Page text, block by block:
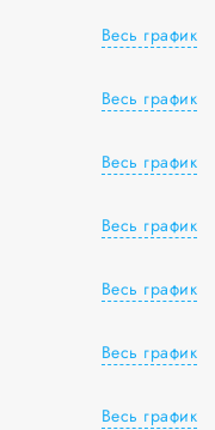
Весь график
Весь график
Весь график
Весь график
Весь график
Весь график
Весь график